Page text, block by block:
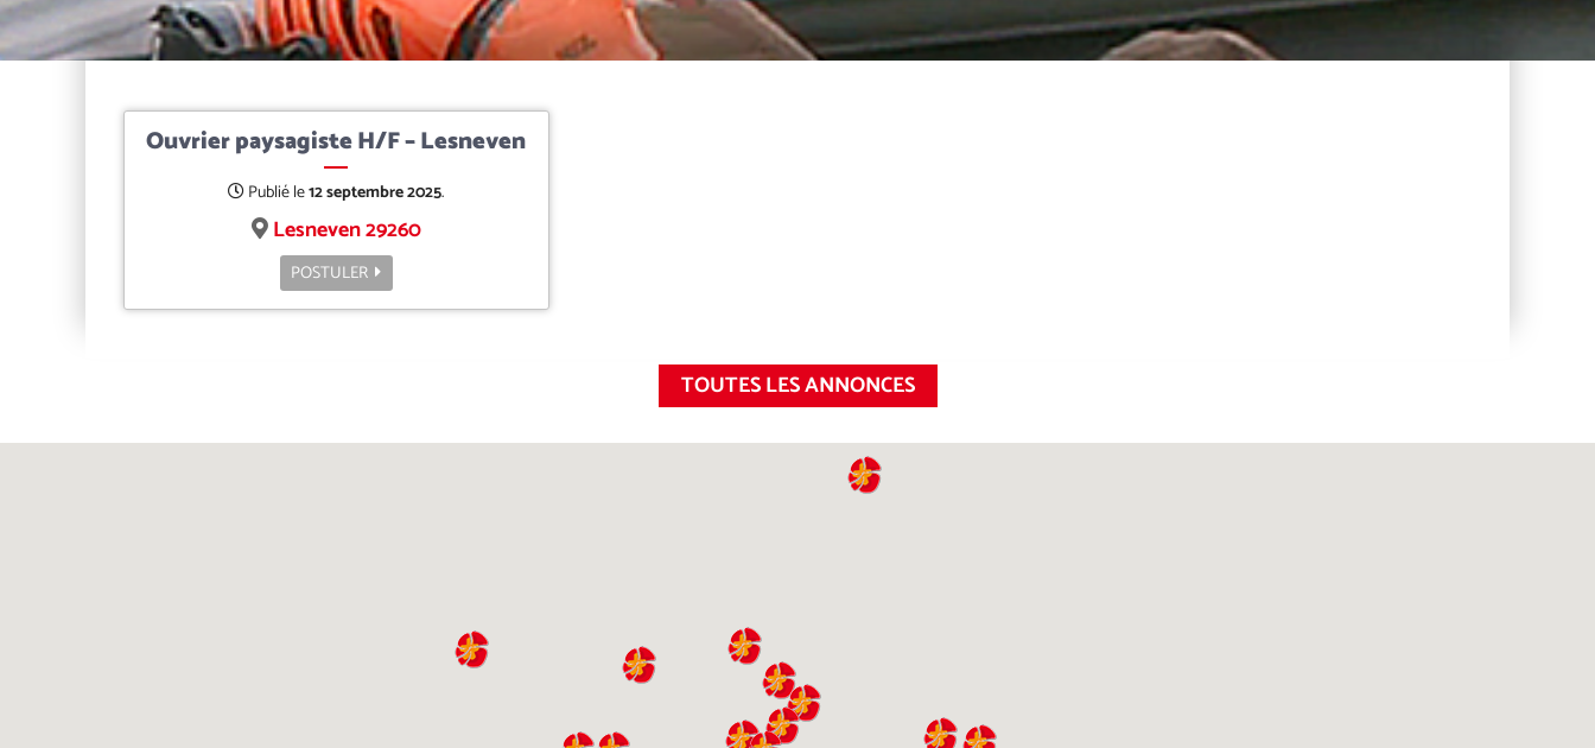
Ouvrier paysagiste H/F – Lesneven
Publié le12 septembre 2025.
Lesneven 29260
POSTULER
TOUTES LES ANNONCES